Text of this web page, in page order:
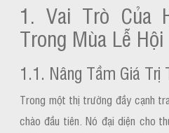
1. Vai Trò Của
Trong Mùa Lễ Hội
1.1. Nâng Tầm Giá Trị
Trong một thị trường đầy cạnh
chào đầu tiên. Nó đại diện cho